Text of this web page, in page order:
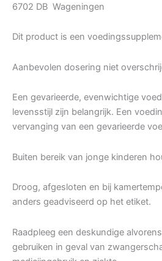
6702 DB Wageningen
Dit product is een
Aanbevolen dosering niet
Een gevarieerde, evenwichtige
levensstijl zijn belangrijk. Een
vervanging van een gevarieerde
Buiten bereik van jonge kinderen
Droog, afgesloten en bij
anders geadviseerd op het etiket.
Raadpleeg een deskundige
gebruiken in geval van